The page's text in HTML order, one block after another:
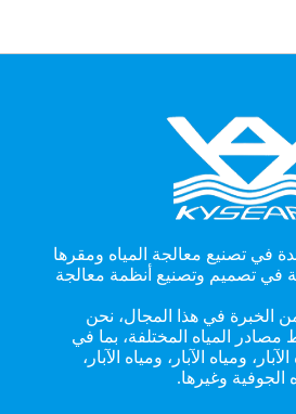
في تصنيع معالجة المياه ومقرها
في تصميم وتصنيع أنظمة معالجة
20 عامًا من الخبرة في هذا المجال، نحن
المياه المختلفة، بما في
ومياه الآبار، ومياه الآبار،
الجوفية وغيرها.